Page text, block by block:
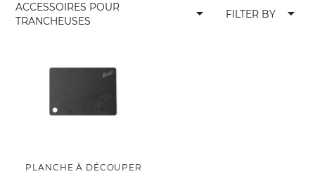
ACCESSOIRES POUR
TRANCHEUSES
arrow_drop_down FILTER BY arrow_drop_down
PLANCHE À DÉCOUPER